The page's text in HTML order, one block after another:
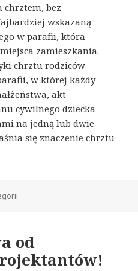
bez
wskazaną
w parafii, która
zamieszkania.
chrztu rodziców
w której każdy
akt
cywilnego dziecka
na jedną lub dwie
się znaczenie chrztu
od